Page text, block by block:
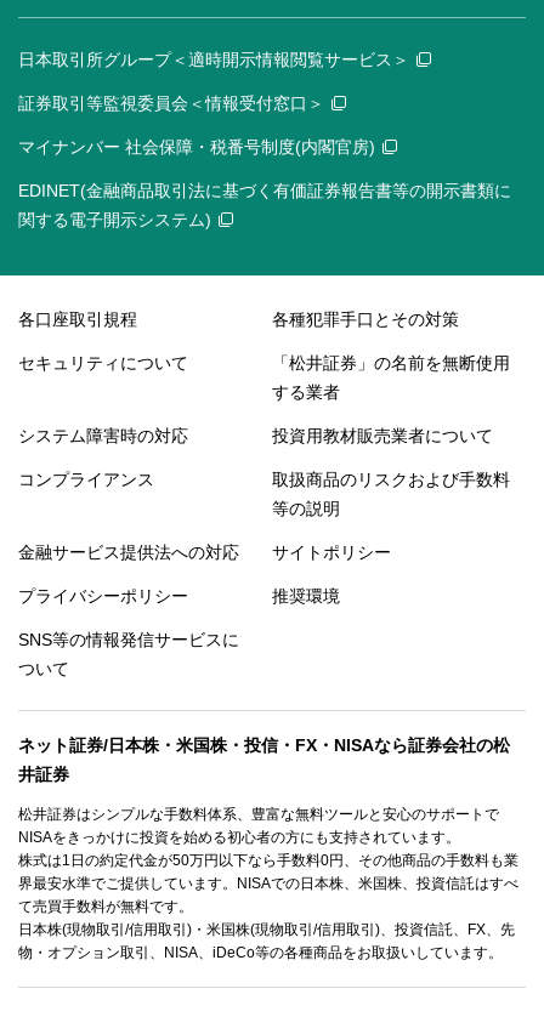
日本取引所グループ＜適時開示情報閲覧サービス＞
証券取引等監視委員会＜情報受付窓口＞
マイナンバー 社会保障・税番号制度(内閣官房)
EDINET(金融商品取引法に基づく有価証券報告書等の開示書類に
関する電子開示システム)
各口座取引規程 各種犯罪手口とその対策
セキュリティについて
「松井証券」の名前を無断使用
する業者
システム障害時の対応 投資用教材販売業者について
コンプライアンス
取扱商品のリスクおよび手数料
等の説明
金融サービス提供法への対応 サイトポリシー
プライバシーポリシー 推奨環境
SNS等の情報発信サービスに
ついて
ネット証券/日本株・米国株・投信・FX・NISAなら証券会社の松
井証券
松井証券はシンプルな手数料体系、豊富な無料ツールと安心のサポートで
NISAをきっかけに投資を始める初心者の方にも支持されています。
株式は1日の約定代金が50万円以下なら手数料0円、その他商品の手数料も業
界最安水準でご提供しています。NISAでの日本株、米国株、投資信託はすべ
て売買手数料が無料です。
日本株(現物取引/信用取引)・米国株(現物取引/信用取引)、投資信託、FX、先
物・オプション取引、NISA、iDeCo等の各種商品をお取扱いしています。